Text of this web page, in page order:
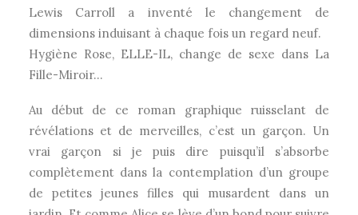
Lewis Carroll a inventé le changement de
dimensions induisant à chaque fois un regard neuf.
Hygiène Rose, ELLE-IL, change de sexe dans La
Fille-Miroir…
Au début de ce roman graphique ruisselant de
révélations et de merveilles, c’est un garçon. Un
vrai garçon si je puis dire puisqu’il s’absorbe
complètement dans la contemplation d’un groupe
de petites jeunes filles qui musardent dans un